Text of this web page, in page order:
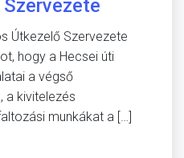
Útkezelő Szervezete
hogy a Hecsei úti
a végső
a kivitelezés
munkákat a […]